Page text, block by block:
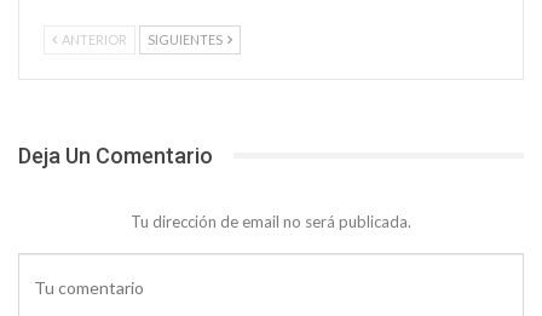
ANTERIOR SIGUIENTES
Deja Un Comentario
Tu dirección de email no será publicada.